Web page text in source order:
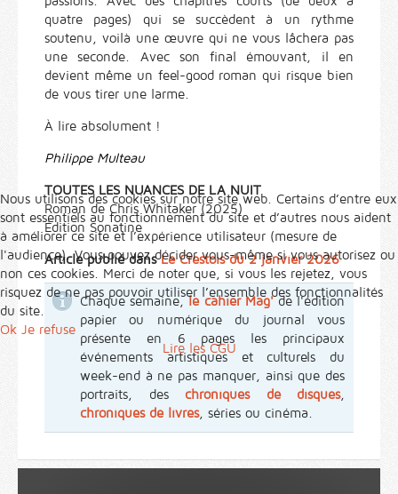
quatre pages) qui se succèdent à un rythme
soutenu, voilà une œuvre qui ne vous lâchera pas
une seconde. Avec son final émouvant, il en
devient même un feel-good roman qui risque bien
de vous tirer une larme.
À lire absolument !
Philippe Multeau
TOUTES LES NUANCES DE LA NUIT
Roman de Chris Whitaker (2025)
Édition Sonatine
Article publié dansLe Crestois du 2 janvier 2026
Chaque semaine,le cahier Mag' de l'édition
papier ou numérique du journal vous
présente en 6 pages les principaux
événements artistiques et culturels du
week-end à ne pas manquer, ainsi que des
portraits, des chroniques de disques,
chroniques de livres, séries ou cinéma.
Nous utilisons des cookies sur notre site web. Certains d’entre eux
sont essentiels au fonctionnement du site et d’autres nous aident
à améliorer ce site et l’expérience utilisateur (mesure de
l'audience). Vous pouvez décider vous-même si vous autorisez ou
non ces cookies. Merci de noter que, si vous les rejetez, vous
risquez de ne pas pouvoir utiliser l’ensemble des fonctionnalités
du site.
Ok Je refuse
Lire les CGU